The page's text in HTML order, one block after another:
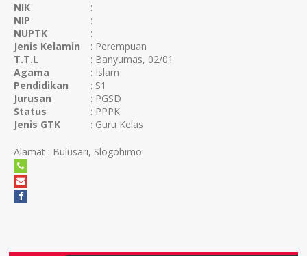
NIK
:
NIP
:
NUPTK
:
Jenis Kelamin
: Perempuan
T.T.L
: Banyumas, 02/01
Agama
: Islam
Pendidikan
: S1
Jurusan
: PGSD
Status
: PPPK
Jenis GTK
: Guru Kelas
Alamat : Bulusari, Slogohimo